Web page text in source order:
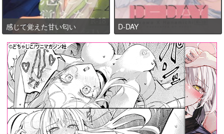
感じて覚えた甘い匂い D-DAY